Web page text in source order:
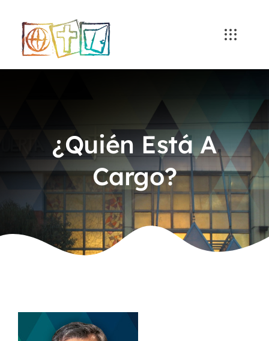
content
¿Quién Está A
Cargo?